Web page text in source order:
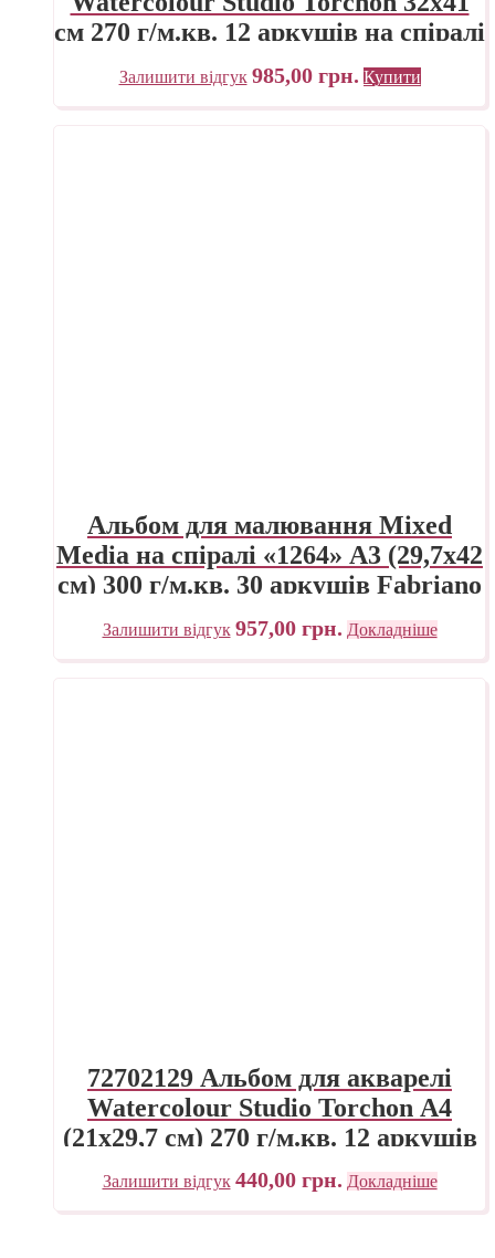
см 270 г/м.кв. 12 аркушів на спіралі
Fabriano Італія
Залишити відгук 985,00 грн. Купити
Альбом для малювання Mixed
Media на спіралі «1264» А3 (29,7х42
см) 300 г/м.кв. 30 аркушів Fabriano
Залишити відгук 957,00 грн. Докладніше
72702129 Альбом для акварелі
Watercolour Studio Torchon А4
(21х29,7 см) 270 г/м.кв. 12 аркушів
на спіралі Fabriano Італія
Залишити відгук 440,00 грн. Докладніше